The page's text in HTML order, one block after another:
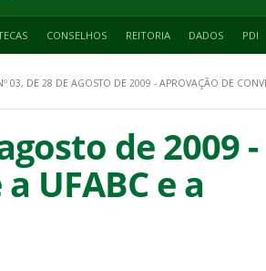
CONSELHOS REITORIA DADOS PDI
03, DE 28 DE AGOSTO DE 2009 - APROVAÇÃO DE
de 2009 -
UFABC e a